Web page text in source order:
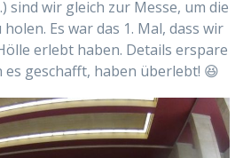
sind wir gleich zur Messe, um die
Es war das 1. Mal, dass wir
erlebt haben. Details erspare
geschafft, haben überlebt! 😆